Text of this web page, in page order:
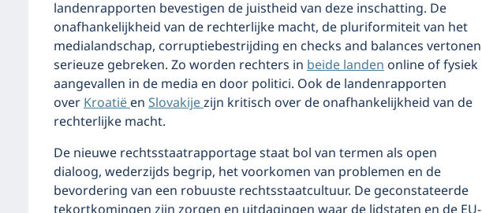
landenrapporten bevestigen de juistheid van deze inschatting. De
onafhankelijkheid van de rechterlijke macht, de pluriformiteit van het
medialandschap, corruptiebestrijding en checks and balances vertonen
serieuze gebreken. Zo worden rechters inbeidelandenonline of fysiek
aangevallen in de media en door politici. Ook de landenrapporten
overKroatiëenSlovakijezijn kritisch over de onafhankelijkheid van de
rechterlijke macht.
De nieuwe rechtsstaatrapportage staat bol van termen als open
dialoog, wederzijds begrip, het voorkomen van problemen en de
bevordering van een robuuste rechtsstaatcultuur. De geconstateerde